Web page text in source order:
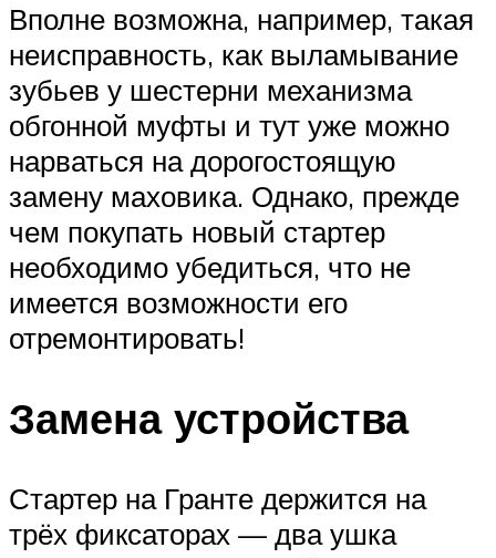
Вполне возможна, например, такая
неисправность, как выламывание
зубьев у шестерни механизма
обгонной муфты и тут уже можно
нарваться на дорогостоящую
замену маховика. Однако, прежде
чем покупать новый стартер
необходимо убедиться, что не
имеется возможности его
отремонтировать!
Замена устройства
Стартер на Гранте держится на
трёх фиксаторах — два ушка